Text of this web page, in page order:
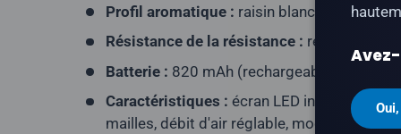
Profil aromatique : raisin blanc, glace
Résistance de la résistance : résistance à
Batterie : 820 mAh (rechargeable via USB-
Caractéristiques : écran LED incurvé en
mailles, débit d'air réglable, modes «
Avez-